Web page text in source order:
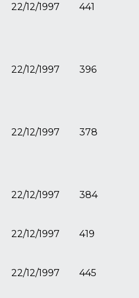
22/12/1997 441
22/12/1997 396
22/12/1997 378
22/12/1997 384
22/12/1997 419
22/12/1997 445